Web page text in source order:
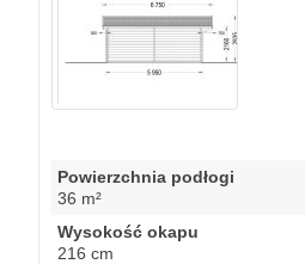
Powierzchnia podłogi
36 m²
Wysokość okapu
216 cm